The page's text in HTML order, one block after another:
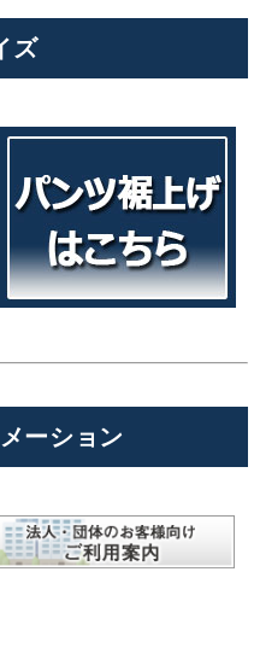
ズ
ーション